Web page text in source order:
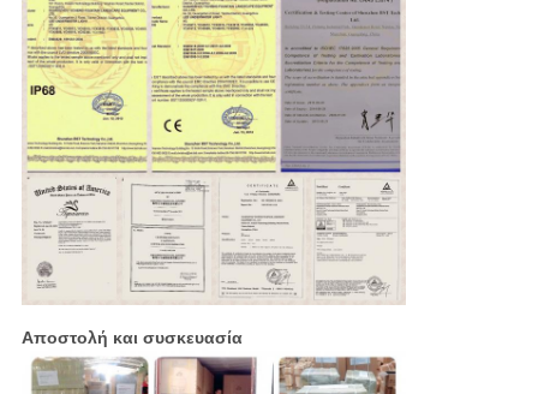
Αποστολή και συσκευασία